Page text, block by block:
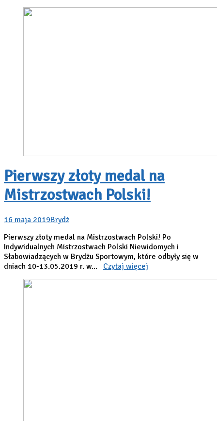
Pierwszy złoty medal na
Mistrzostwach Polski!
16 maja 2019Brydż
Pierwszy złoty medal na Mistrzostwach Polski! Po
Indywidualnych Mistrzostwach Polski Niewidomych i
Słabowiadzących w Brydżu Sportowym, które odbyły się w
dniach 10-13.05.2019 r. w... Czytaj więcej